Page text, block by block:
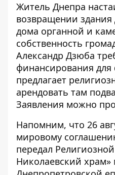
Житель Днепра
возвращении здания
дома органной и
собственность
Александр Дзюба
финансирования для
предлагает
арендовать там
Заявления можно
Напомним, что 26
мировому
передал
Николаевский храм»